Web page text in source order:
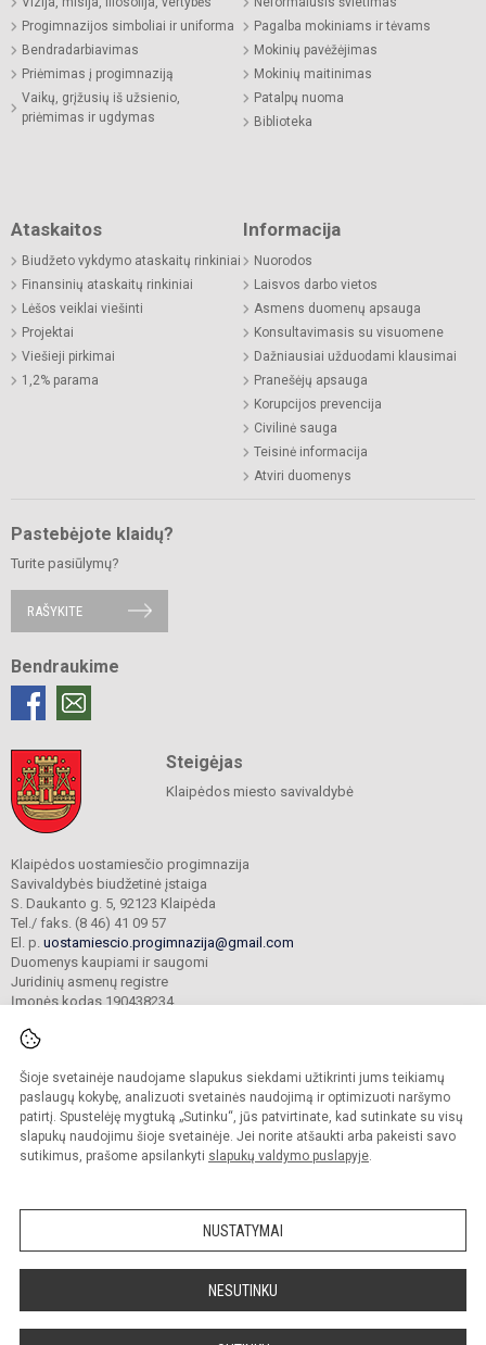
Šioje svetainėje naudojame slapukus siekdami užtikrinti jums teikiamų
paslaugų kokybę, analizuoti svetainės naudojimą ir optimizuoti naršymo
patirtį. Spustelėję mygtuką „Sutinku“, jūs patvirtinate, kad sutinkate su visų
slapukų naudojimu šioje svetainėje. Jei norite atšaukti arba pakeisti savo
sutikimus, prašome apsilankyti slapukų valdymo puslapyje.
NUSTATYMAI
NESUTINKU
Progimnazijos simboliai ir uniforma
Bendradarbiavimas
Priėmimas į progimnaziją
Vaikų, grįžusių iš užsienio,
priėmimas ir ugdymas
Pagalba mokiniams ir tėvams
Mokinių pavėžėjimas
Mokinių maitinimas
Patalpų nuoma
Biblioteka
Ataskaitos
Biudžeto vykdymo ataskaitų rinkiniai
Finansinių ataskaitų rinkiniai
Lėšos veiklai viešinti
Projektai
Viešieji pirkimai
1,2% parama
Informacija
Nuorodos
Laisvos darbo vietos
Asmens duomenų apsauga
Konsultavimasis su visuomene
Dažniausiai užduodami klausimai
Pranešėjų apsauga
Korupcijos prevencija
Civilinė sauga
Teisinė informacija
Atviri duomenys
Pastebėjote klaidų?
Turite pasiūlymų?
RAŠYKITE
Bendraukime
Steigėjas
Klaipėdos miesto savivaldybė
Klaipėdos uostamiesčio progimnazija
Savivaldybės biudžetinė įstaiga
S. Daukanto g. 5, 92123 Klaipėda
Tel./ faks. (8 46) 41 09 57
El. p. uostamiescio.progimnazija@gmail.com
Duomenys kaupiami ir saugomi
Juridinių asmenų registre
Įmonės kodas 190438234
© 2023. Klaipėdos uostamiesčio progimnazija. Visos teisės saugomos.
Kopijuoti turinį be raštiško gimnazijos sutikimo griežtai draudžiama.
Prieinamumo paraiška Slapukų valdymas
Sumanus būdas atnaujinti